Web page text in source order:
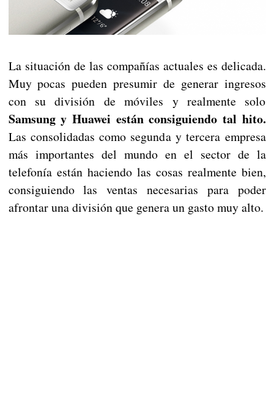
La situación de las compañías actuales es delicada.
Muy pocas pueden presumir de generar ingresos
con su división de móviles y realmente solo
Samsung y Huawei están consiguiendo tal hito.
Las consolidadas como segunda y tercera empresa
más importantes del mundo en el sector de la
telefonía están haciendo las cosas realmente bien,
consiguiendo las ventas necesarias para poder
afrontar una división que genera un gasto muy alto.